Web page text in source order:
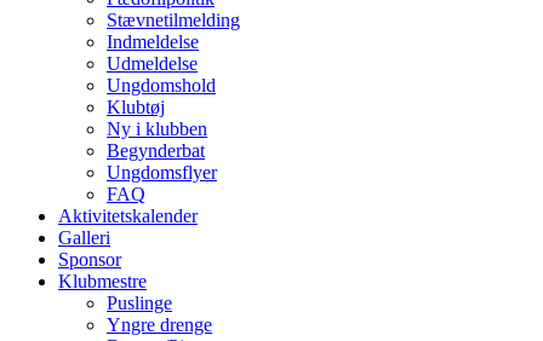
Stævnetilmelding
Indmeldelse
Udmeldelse
Ungdomshold
Klubtøj
Ny i klubben
Begynderbat
Ungdomsflyer
FAQ
Aktivitetskalender
Galleri
Sponsor
Klubmestre
Puslinge
Yngre drenge